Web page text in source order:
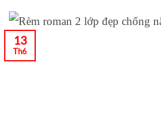
13
Th6